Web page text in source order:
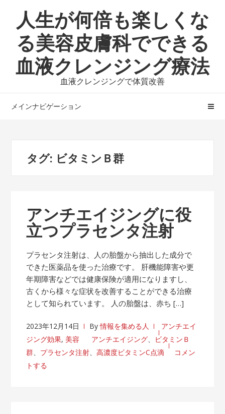
ゲ
ー
シ
ョ
ス
テ
ン
ツ
へ
ッ
人生が何倍も楽しくな
る美容皮膚科でできる
血液クレンジング療法
血液クレンジングで体質改善
メインナビゲーション
タグ: ビタミンＢ群
アンチエイジングに役
立つプラセンタ注射
プラセンタ注射は、人の胎盤から抽出した成分で
できた医薬品を使った治療です。 肝機能障害や更
年期障害などでは健康保険が適用になりますし、
古くから様々な症状を改善することができる治療
として知られています。 人の胎盤は、赤ち […]
2023年12月14日 By情報を集める人
アンチエイ
ジング効果, 美容 アンチエイジング、 ビタミンＢ
群、 プラセンタ注射、高濃度ビタミンC点滴
コメン
トする